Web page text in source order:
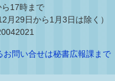
17時まで
月29日から1月3日は除く）
問い合せは秘書広報課まで